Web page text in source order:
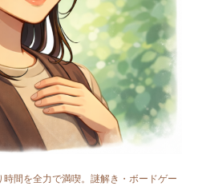
間を全力で満喫。謎解き・ボードゲー